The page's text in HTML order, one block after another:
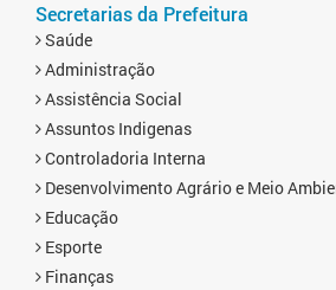
Secretarias da Prefeitura
Saúde
Administração
Assistência Social
Assuntos Indigenas
Controladoria Interna
Desenvolvimento Agrário e Meio
Educação
Esporte
Finanças